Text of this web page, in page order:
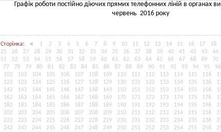
Графік роботи постійно діючих прямих телефонних ліній в органах
червень 2016 року
Сторінка: ◄ 1 2 3 4 5 6 7 8 9 10 11 12 13 14 15 16 17 18
25
26 27 28 29 30 31 32 33 34 35 36 37 38 39 40 41 42 43 44
51
52 53 54 55 56 57 58 59 60 61 62 63 64 65 66 67 68 69 70
77
78 79 80 81 82 83 84 85 86 87 88 89 90 91 92 93 94 95 96
102
103 104 105 106 107 108 109 110 111 112 113 114 115 116
122
123 124 125 126 127 128 129 130 131 132 133 134 135 136
142
143 144 145 146 147 148 149 150 151 152 153 154 155 156
162
163 164 165 166 167 168 169 170 171 172 173 174 175 176
182
183 184 185 186 187 188 189 190 191 192 193 194 195 196
202
203 204 205 206 207 208 209 210 211 212 213 214 215 216
222
223 224 225 226 227 228 229 230 231 232 233 234 235 236
242
243 244 245 246 247 248 249 250 251 252 253 254 255 256